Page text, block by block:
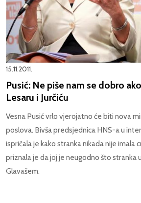
15.11.2011.
Pusić: Ne piše nam se dobro
Lesaru i Jurčiću
Vesna Pusić vrlo vjerojatno će biti nova
poslova. Bivša predsjednica HNS-a u
ispričala je kako stranka nikada nije imala
priznala je da joj je neugodno što stranka
Glavašem.